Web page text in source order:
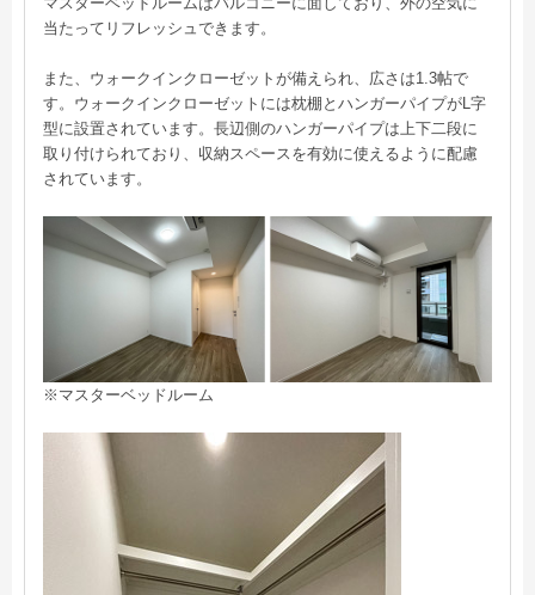
当たってリフレッシュできます。
また、ウォークインクローゼットが備えられ、広さは1.3帖で
す。ウォークインクローゼットには枕棚とハンガーパイプがL字
型に設置されています。長辺側のハンガーパイプは上下二段に
取り付けられており、収納スペースを有効に使えるように配慮
されています。
※マスターベッドルーム